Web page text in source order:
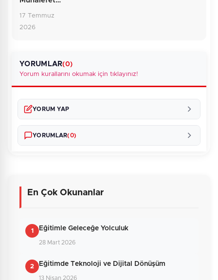
CHP
17 Temmuz
2026
YORUMLAR(0)
Yorum kurallarını okumak için tıklayınız!
YORUM YAP
Güvenlik Sorusu:
YORUMLAR(0)
En Çok Okunanlar
1 Eğitimle Geleceğe Yolculuk
28 Mart 2026
2 Eğitimde Teknoloji ve Dijital Dönüşüm
13 Nisan 2026